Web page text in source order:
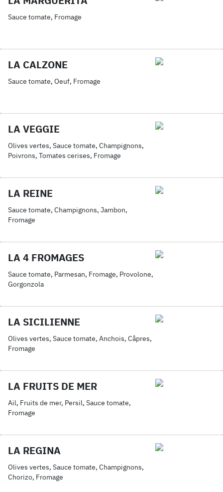
Sauce tomate, Fromage
LA CALZONE
Sauce tomate, Oeuf, Fromage
LA VEGGIE
Olives vertes, Sauce tomate, Champignons,
Poivrons, Tomates cerises, Fromage
LA REINE
Sauce tomate, Champignons, Jambon,
Fromage
LA 4 FROMAGES
Sauce tomate, Parmesan, Fromage, Provolone,
Gorgonzola
LA SICILIENNE
Olives vertes, Sauce tomate, Anchois, Câpres,
Fromage
LA FRUITS DE MER
Ail, Fruits de mer, Persil, Sauce tomate,
Fromage
LA REGINA
Olives vertes, Sauce tomate, Champignons,
Chorizo, Fromage